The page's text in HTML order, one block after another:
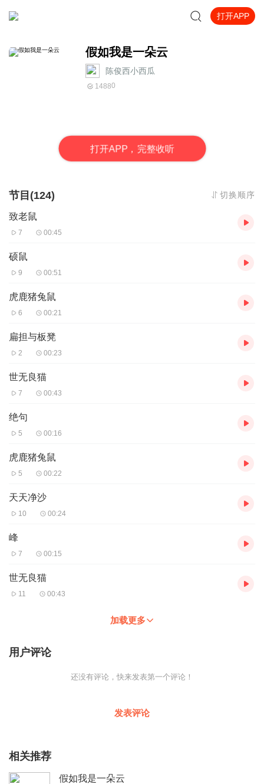
打开APP
假如我是一朵云
陈俊西小西瓜
14880
打开APP，完整收听
节目(124) 切换顺序
致老鼠
7 00:45
硕鼠
9 00:51
虎鹿猪兔鼠
6 00:21
扁担与板凳
2 00:23
世无良猫
7 00:43
绝句
5 00:16
虎鹿猪兔鼠
5 00:22
天天净沙
10 00:24
峰
7 00:15
世无良猫
11 00:43
加载更多
用户评论
还没有评论，快来发表第一个评论！
发表评论
相关推荐
假如我是一朵云